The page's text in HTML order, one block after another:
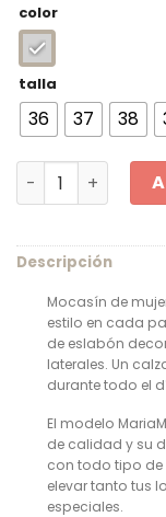
color
talla
36 37 38
Mocasín color
Descripción
Mocasín de
estilo en cada
de eslabón
laterales. Un
durante todo el
El modelo
de calidad y su
con todo tipo
elevar tanto tus
especiales.